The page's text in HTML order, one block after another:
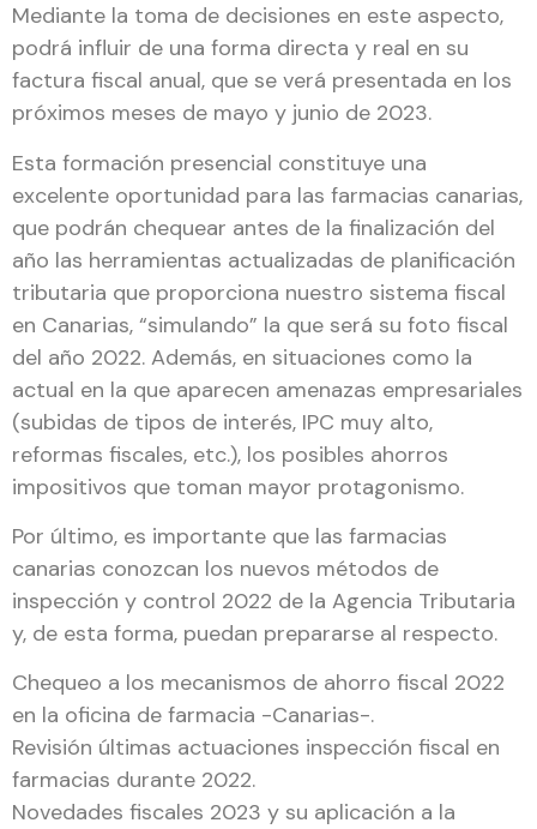
Mediante la toma de decisiones en este aspecto,
podrá influir de una forma directa y real en su
factura fiscal anual, que se verá presentada en los
próximos meses de mayo y junio de 2023.
Esta formación presencial constituye una
excelente oportunidad para las farmacias canarias,
que podrán chequear antes de la finalización del
año las herramientas actualizadas de planificación
tributaria que proporciona nuestro sistema fiscal
en Canarias, “simulando” la que será su foto fiscal
del año 2022. Además, en situaciones como la
actual en la que aparecen amenazas empresariales
(subidas de tipos de interés, IPC muy alto,
reformas fiscales, etc.), los posibles ahorros
impositivos que toman mayor protagonismo.
Por último, es importante que las farmacias
canarias conozcan los nuevos métodos de
inspección y control 2022 de la Agencia Tributaria
y, de esta forma, puedan prepararse al respecto.
Chequeo a los mecanismos de ahorro fiscal 2022
en la oficina de farmacia -Canarias-.
Revisión últimas actuaciones inspección fiscal en
farmacias durante 2022.
Novedades fiscales 2023 y su aplicación a la